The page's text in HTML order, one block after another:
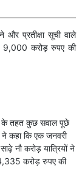
और प्रतीक्षा सूची वाले
9,000 करोड़ रुपए की
के तहत कुछ सवाल पूछे
कहा कि एक जनवरी
नौ करोड़ यात्रियों ने
4,335 करोड़ रुपए की